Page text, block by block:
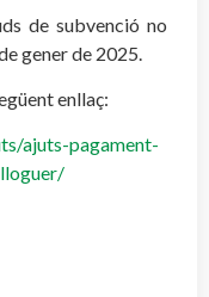
de subvenció no
gener de 2025.
enllaç:
ajuts-pagament-